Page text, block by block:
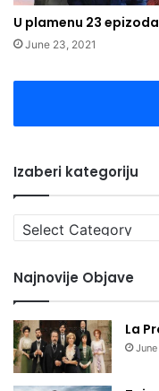
U plamenu 23 epizoda
June 23, 2021
Izaberi kategoriju
Izaberi
kategoriju
Najnovije Objave
La